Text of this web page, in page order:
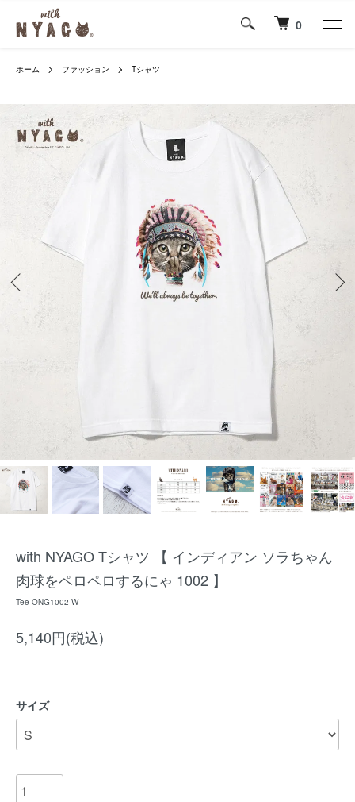
0
ホーム ファッション Tシャツ
with NYAGO Tシャツ 【 インディアン ソラちゃん
肉球をペロペロするにゃ 1002 】
Tee-ONG1002-W
5,140円(税込)
サイズ